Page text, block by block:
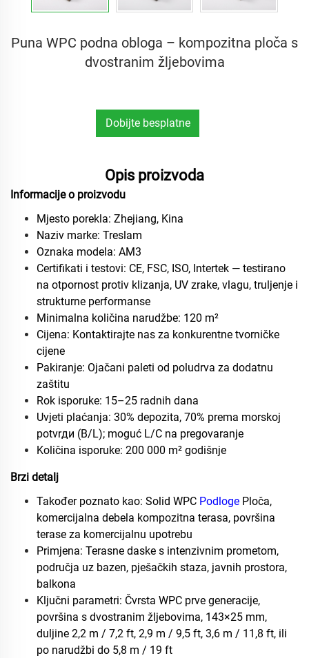
Puna WPC podna obloga – kompozitna ploča s
dvostranim žljebovima
Dobijte besplatne
Opis proizvoda
Informacije o proizvodu
Mjesto porekla: Zhejiang, Kina
Naziv marke: Treslam
Oznaka modela: AM3
Certifikati i testovi: CE, FSC, ISO, Intertek — testirano
na otpornost protiv klizanja, UV zrake, vlagu, truljenje i
strukturne performanse
Minimalna količina narudžbe: 120 m²
Cijena: Kontaktirajte nas za konkurentne tvorničke
cijene
Pakiranje: Ojačani paleti od poludrva za dodatnu
zaštitu
Rok isporuke: 15–25 radnih dana
Uvjeti plaćanja: 30% depozita, 70% prema morskoj
potvrди (B/L); moguć L/C na pregovaranje
Količina isporuke: 200 000 m² godišnje
Brzi detalj
Također poznato kao: Solid WPC Podloge Ploča,
komercijalna debela kompozitna terasa, površina
terase za komercijalnu upotrebu
Primjena: Terasne daske s intenzivnim prometom,
područja uz bazen, pješačkih staza, javnih prostora,
balkona
Ključni parametri: Čvrsta WPC prve generacije,
površina s dvostranim žljebovima, 143×25 mm,
duljine 2,2 m / 7,2 ft, 2,9 m / 9,5 ft, 3,6 m / 11,8 ft, ili
po narudžbi do 5,8 m / 19 ft